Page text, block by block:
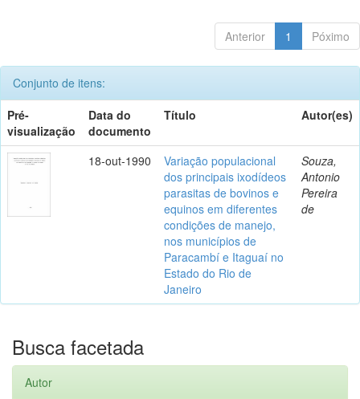
Anterior 1 Póximo
Conjunto de itens:
Pré-
visualização
Data do
documento
Título Autor(es)
18-out-1990
Variação populacional
dos principais ixodídeos
parasitas de bovinos e
equinos em diferentes
condições de manejo,
nos municípios de
Paracambí e Itaguaí no
Estado do Rio de
Janeiro
Souza,
Antonio
Pereira
de
Busca facetada
Autor